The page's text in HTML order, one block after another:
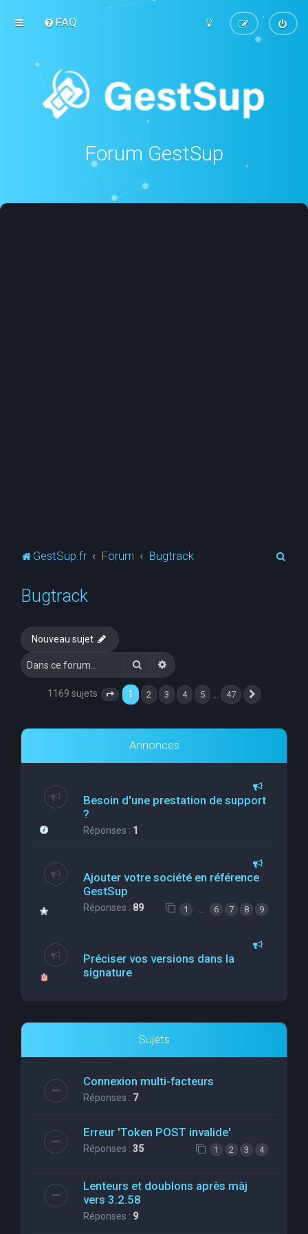
FAQ
Forum GestSup
GestSup.fr Forum Bugtrack
Bugtrack
Nouveau sujet
RechercherRecherche avancée
1169 sujets Page 1 sur47
1 2 3 4 5 47
Annonces
Besoin d'une prestation de support
?
Réponses : 1
Ajouter votre société en référence
GestSup
Réponses : 89 1 6 7 8 9
Préciser vos versions dans la
signature
Sujets
Connexion multi-facteurs
Réponses : 7
Erreur 'Token POST invalide'
Réponses : 35 1 2 3 4
Lenteurs et doublons après màj
vers 3.2.58
Réponses : 9